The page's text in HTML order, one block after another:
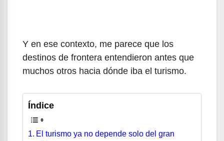
Y en ese contexto, me parece que los
destinos de frontera entendieron antes que
muchos otros hacia dónde iba el turismo.
Índice
El turismo ya no depende solo del gran